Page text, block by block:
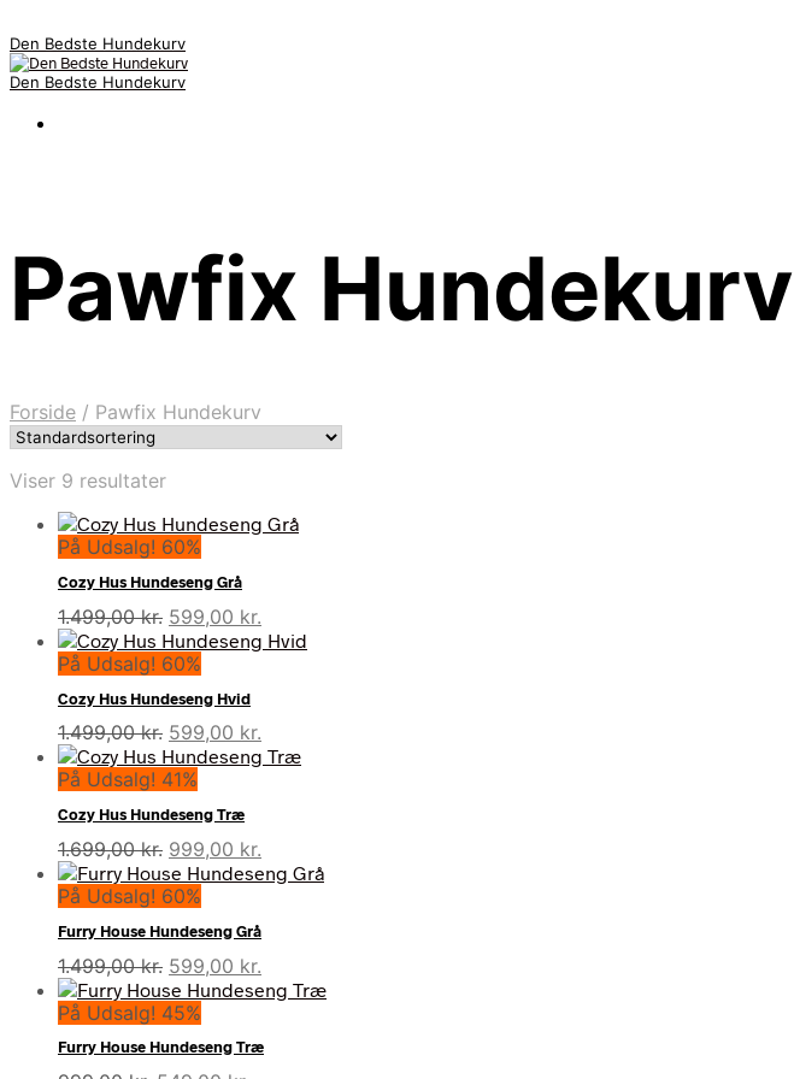
Den Bedste Hundekurv
Den Bedste Hundekurv
Pawfix Hundekurv
Forside / Pawfix Hundekurv
Viser 9 resultater
På Udsalg! 60%
Cozy Hus Hundeseng Grå
1.499,00kr. Den
oprindelige
pris
1.499,00 kr..
599,00 kr.
aktuelle
På Udsalg! 60%
Cozy Hus Hundeseng Hvid
1.499,00kr. Den
oprindelige
pris
var:
1.499,00 kr..
599,00 kr.
aktuelle
På Udsalg! 41%
Cozy Hus Hundeseng Træ
1.699,00kr. Den
oprindelige
pris
1.699,00 kr..
999,00 kr.
aktuelle
999,00 kr..
På Udsalg! 60%
Furry House Hundeseng Grå
1.499,00kr. Den
oprindelige
pris
var:
1.499,00 kr..
599,00 kr.
aktuelle
599,00 kr..
På Udsalg! 45%
Furry House Hundeseng Træ